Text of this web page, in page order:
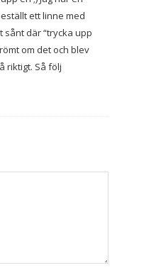
ett linne med
där “trycka upp
om det och blev
riktigt. Så följ